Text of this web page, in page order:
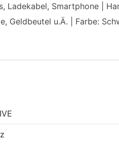
Ladekabel, Smartphone |
Geldbeutel u.Ä. | Farbe: